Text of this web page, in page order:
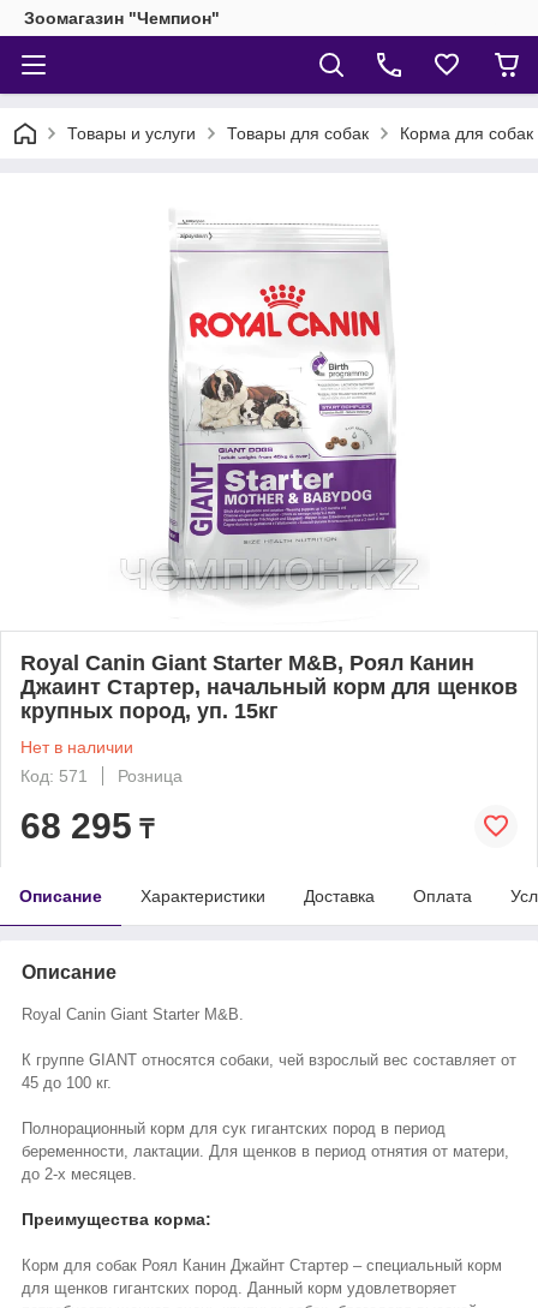
Зоомагазин "Чемпион"
Товары и услуги Товары для собак Корма для собак
Royal Canin Giant Starter M&B, Роял Канин
Джаинт Стартер, начальный корм для щенков
крупных пород, уп. 15кг
Нет в наличии
Код: 571
Розница
68 295 ₸
Описание Характеристики Доставка Оплата
Описание
Royal Canin Giant Starter M&B.
К группе GIANT относятся собаки, чей взрослый вес составляет от
45 до 100 кг.
Полнорационный корм для сук гигантских пород в период
беременности, лактации. Для щенков в период отнятия от матери,
до 2-х месяцев.
Преимущества корма:
Корм для собак Роял Канин Джайнт Стартер – специальный корм
для щенков гигантских пород. Данный корм удовлетворяет